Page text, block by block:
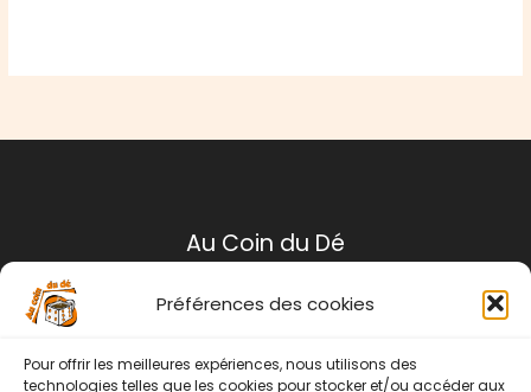
Préférences des cookies
Pour offrir les meilleures expériences, nous utilisons des
technologies telles que les cookies pour stocker et/ou accéder aux
Au Coin du Dé
Conditions générales de ventes
Politique de retour